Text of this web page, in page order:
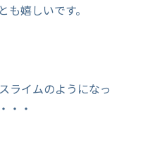
嬉しいです。
ライムのようになっ
・・